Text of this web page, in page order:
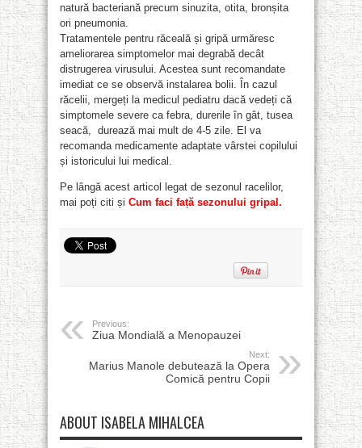
natură bacteriană precum sinuzita, otita, bronșita
ori pneumonia.
Tratamentele pentru răceală și gripă urmăresc
ameliorarea simptomelor mai degrabă decât
distrugerea virusului. Acestea sunt recomandate
imediat ce se observă instalarea bolii. În cazul
răcelii, mergeți la medicul pediatru dacă vedeți că
simptomele severe ca febra, durerile în gât, tusea
seacă, durează mai mult de 4-5 zile. El va
recomanda medicamente adaptate vârstei copilului
și istoricului lui medical.
Pe lângă acest articol legat de sezonul racelilor,
mai poți citi și Cum faci față sezonului gripal.
Previous:
Ziua Mondială a Menopauzei
Next:
Marius Manole debutează la Opera
Comică pentru Copii
ABOUT ISABELA MIHALCEA